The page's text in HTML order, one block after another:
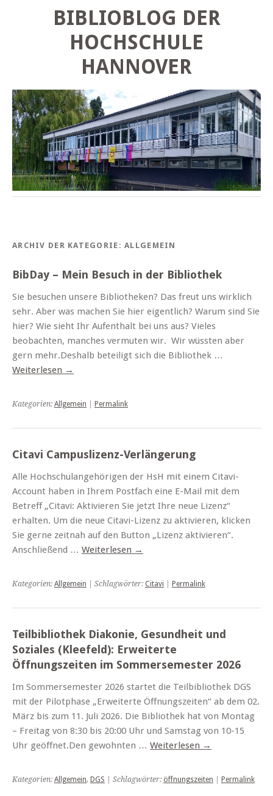
BIBLIOBLOG DER
HOCHSCHULE
HANNOVER
ARCHIV DER KATEGORIE:ALLGEMEIN
BibDay – Mein Besuch in der Bibliothek
Sie besuchen unsere Bibliotheken? Das freut uns wirklich
sehr. Aber was machen Sie hier eigentlich? Warum sind Sie
hier? Wie sieht Ihr Aufenthalt bei uns aus? Vieles
beobachten, manches vermuten wir. Wir wüssten aber
gern mehr.Deshalb beteiligt sich die Bibliothek …
Weiterlesen →
Kategorien: Allgemein Permalink
Citavi Campuslizenz-Verlängerung
Alle Hochschulangehörigen der HsH mit einem Citavi-
Account haben in Ihrem Postfach eine E-Mail mit dem
Betreff „Citavi: Aktivieren Sie jetzt Ihre neue Lizenz“
erhalten. Um die neue Citavi-Lizenz zu aktivieren, klicken
Sie gerne zeitnah auf den Button „Lizenz aktivieren“.
Anschließend … Weiterlesen →
Kategorien: Allgemein | Schlagwörter: Citavi Permalink
Teilbibliothek Diakonie, Gesundheit und
Soziales (Kleefeld): Erweiterte
Öffnungszeiten im Sommersemester 2026
Im Sommersemester 2026 startet die Teilbibliothek DGS
mit der Pilotphase „Erweiterte Öffnungszeiten“ ab dem 02.
März bis zum 11. Juli 2026. Die Bibliothek hat von Montag
– Freitag von 8:30 bis 20:00 Uhr und Samstag von 10-15
Uhr geöffnet.Den gewohnten … Weiterlesen →
Kategorien: Allgemein, DGS | Schlagwörter: öffnungszeiten Permalink